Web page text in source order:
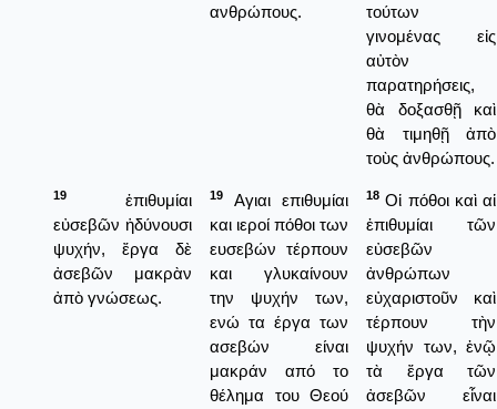
ανθρώπους.
τούτων
γινομένας εἰς
αὐτὸν
παρατηρήσεις,
θὰ δοξασθῇ καὶ
θὰ τιμηθῇ ἀπὸ
τοὺς ἀνθρώπους.
19
ἐπιθυμίαι
εὐσεβῶν ἡδύνουσι
ψυχήν, ἔργα δὲ
ἀσεβῶν μακρὰν
ἀπὸ γνώσεως.
19
Αγιαι επιθυμίαι
και ιεροί πόθοι των
ευσεβών τέρπουν
και γλυκαίνουν
την ψυχήν των,
ενώ τα έργα των
ασεβών είναι
μακράν από το
θέλημα του Θεού
18 Οἱ πόθοι καὶ αἱ
ἐπιθυμίαι τῶν
εὐσεβῶν
ἀνθρώπων
εὐχαριστοῦν καὶ
τέρπουν τὴν
ψυχήν των, ἐνῷ
τὰ ἔργα τῶν
ἀσεβῶν εἶναι